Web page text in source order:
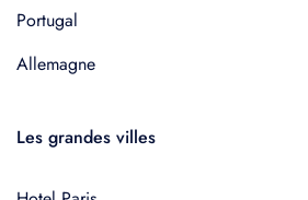
Portugal
Allemagne
Les grandes villes